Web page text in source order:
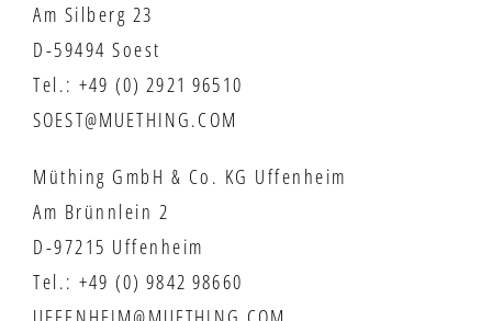
Am Silberg 23
D-59494 Soest
Tel.: +49 (0) 2921 96510
SOEST@MUETHING.COM
Müthing GmbH & Co. KG Uffenheim
Am Brünnlein 2
D-97215 Uffenheim
Tel.: +49 (0) 9842 98660